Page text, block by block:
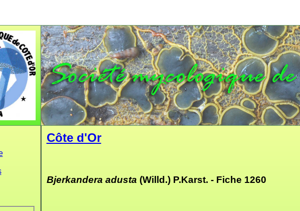
Côte d'Or
Bjerkandera adusta (Willd.) P.Karst. - Fiche 1260